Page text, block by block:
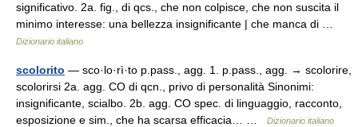
significativo. 2a. fig., di qcs., che non colpisce, che non suscita il
minimo interesse: una bellezza insignificante | che manca di …
Dizionario italiano
scolorito — sco·lo·rì·to p.pass., agg. 1. p.pass., agg. → scolorire,
scolorirsi 2a. agg. CO di qcn., privo di personalità Sinonimi:
insignificante, scialbo. 2b. agg. CO spec. di linguaggio, racconto,
esposizione e sim., che ha scarsa efficacia… …
Dizionario italiano